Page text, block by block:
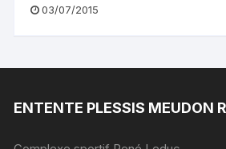
03/07/2015
ENTENTE PLESSIS MEUDON